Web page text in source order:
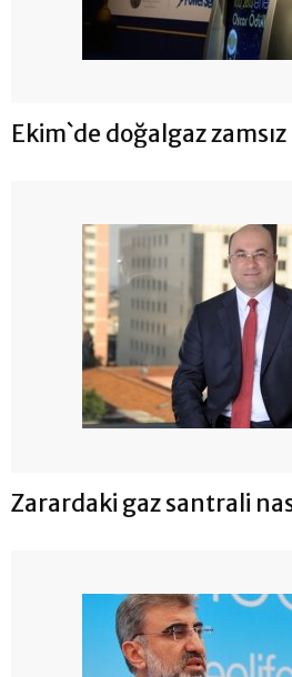
Ekim`de doğalgaz zamsız
Zarardaki gaz santrali